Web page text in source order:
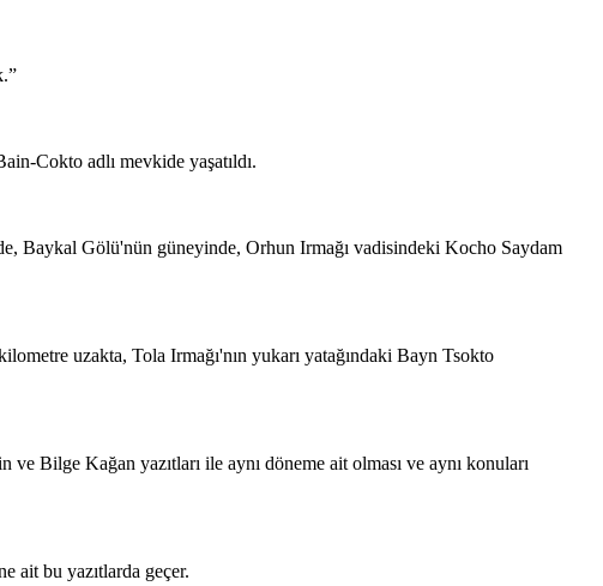
Cokto adlı mevkide yaşatıldı.
Baykal Gölü'nün güneyinde, Orhun Irmağı vadisindeki Kocho Saydam
uzakta, Tola Irmağı'nın yukarı yatağındaki Bayn Tsokto
Bilge Kağan yazıtları ile aynı döneme ait olması ve aynı konuları
ait bu yazıtlarda geçer.